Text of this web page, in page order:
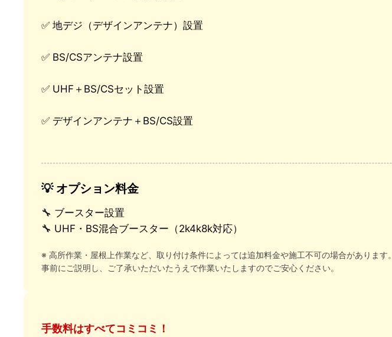
✅ 地デジ（デザインアンテナ）設置
✅ BS/CSアンテナ設置
✅ UHF＋BS/CSセット設置
✅ デザインアンテナ＋BS/CS設置
💡 オプション料金
🔧 ブースター設置
🔧 UHF・BS混合ブースター（2k4k8k対応）
※ 高所作業・屋根上作業など、取り付け条件によっては追加料金や施工不可の場合があります。
事前にご説明し、ご了承いただいたうえで作業いたしますのでご安心ください。
手数料はすべてコミコミ！